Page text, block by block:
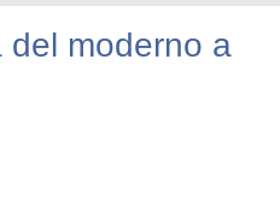
del moderno a